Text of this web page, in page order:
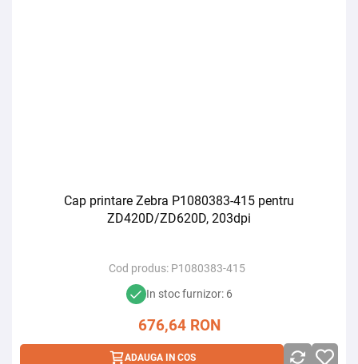
Cap printare Zebra P1080383-415 pentru
ZD420D/ZD620D, 203dpi
Cod produs: P1080383-415
In stoc furnizor: 6
676,64 RON
ADAUGA IN COS